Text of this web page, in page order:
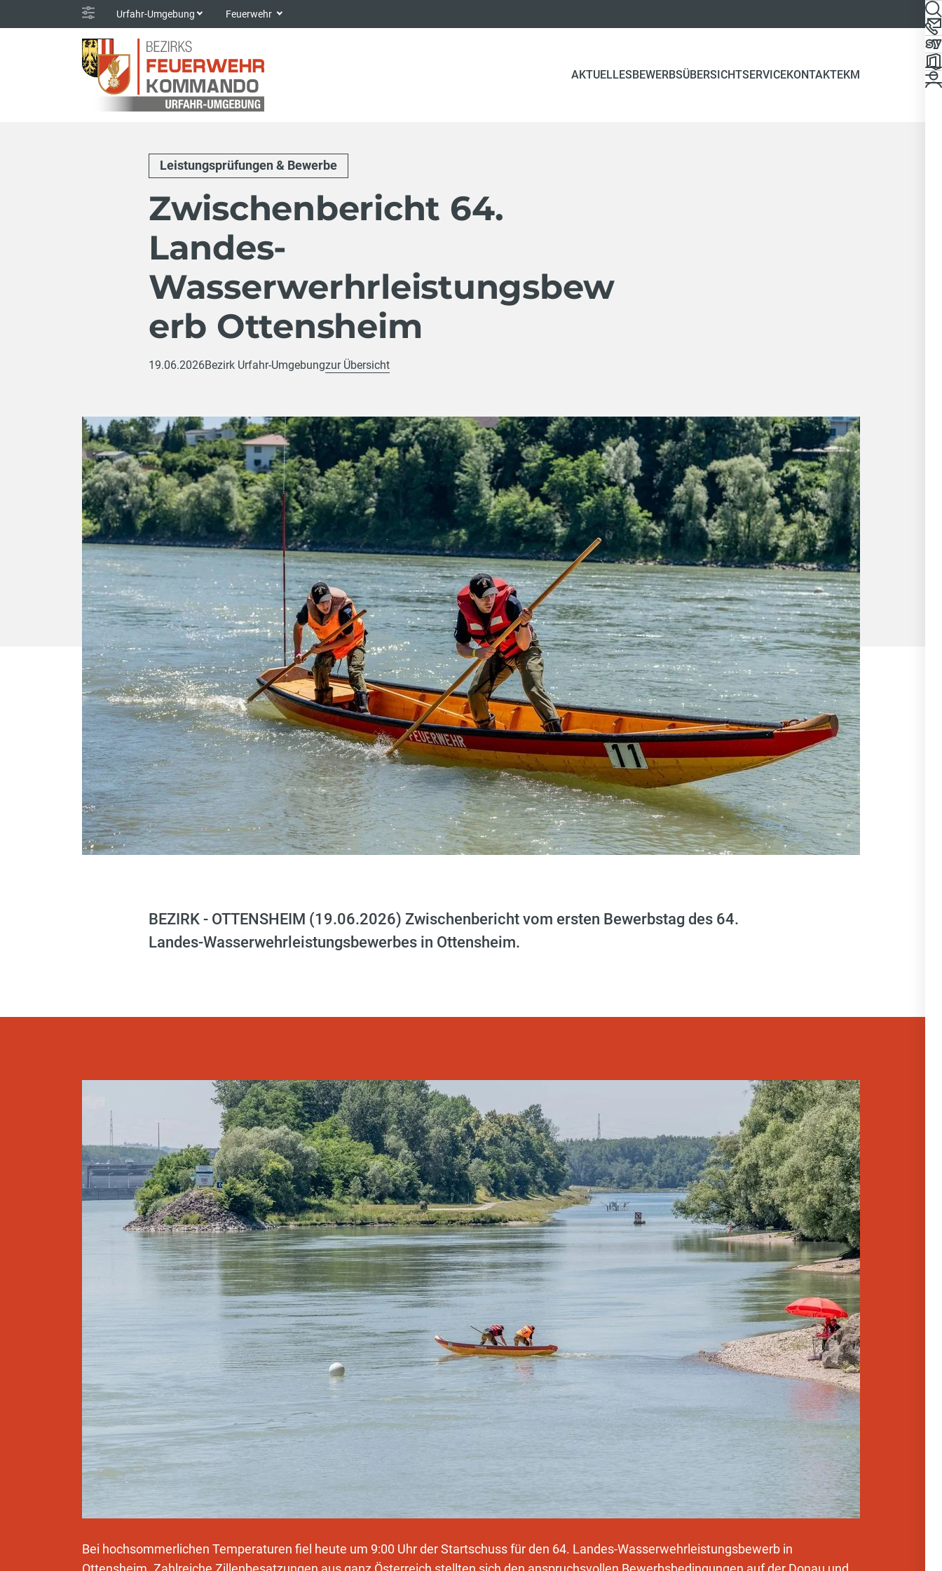
Urfahr-Umgebung Feuerwehr
AKTUELLESBEWERBSÜBERSICHTSERVICEKONTAKTEKM
Leistungsprüfungen & Bewerbe
Zwischenbericht 64.
Landes-
Wasserwerhrleistungsbew
erb Ottensheim
19.06.2026Bezirk Urfahr-Umgebungzur Übersicht
BEZIRK - OTTENSHEIM (19.06.2026) Zwischenbericht vom ersten Bewerbstag des 64.
Landes-Wasserwehrleistungsbewerbes in Ottensheim.
Bei hochsommerlichen Temperaturen fiel heute um 9:00 Uhr der Startschuss für den 64. Landes-Wasserwehrleistungsbewerb in